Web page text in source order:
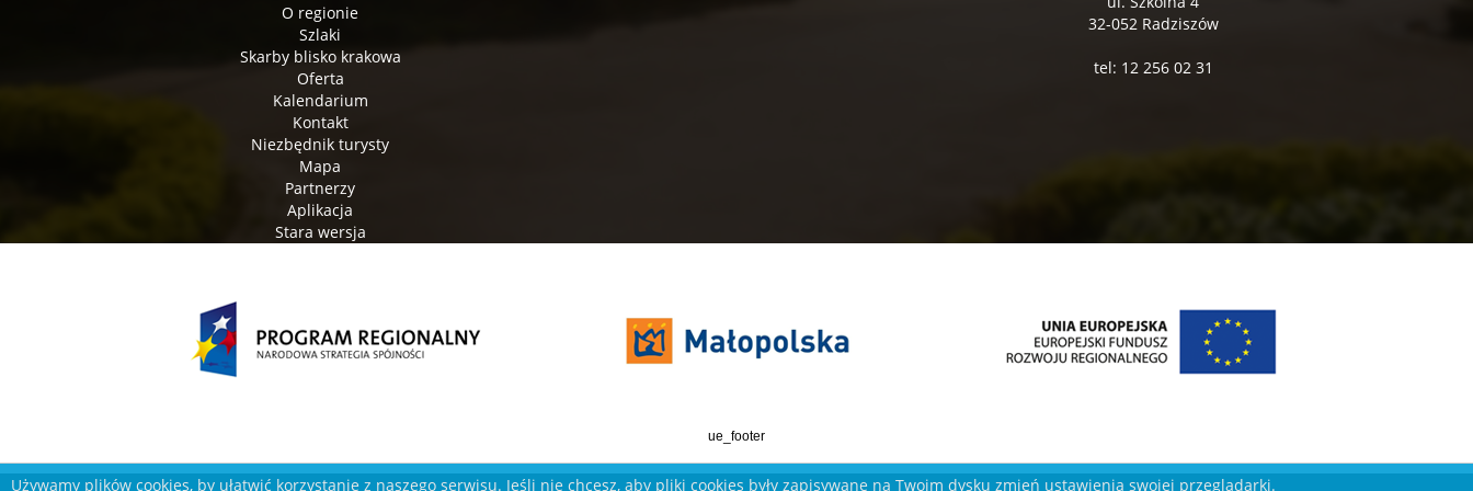
O regionie
Szlaki
Skarby blisko krakowa
Oferta
Kalendarium
Kontakt
Niezbędnik turysty
Mapa
Partnerzy
Aplikacja
Stara wersja
32-052 Radziszów
tel: 12 256 02 31
ue_footer
Używamy plików cookies, by ułatwić korzystanie z naszego serwisu. Jeśli nie chcesz, aby pliki cookies były zapisywane na Twoim dysku zmień ustawienia swojej przeglądarki.